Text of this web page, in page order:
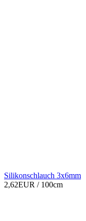
Silikonschlauch 3x6mm
2,62EUR / 100cm